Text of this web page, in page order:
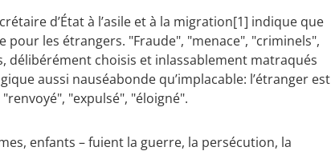
d’État à l’asile et à la migration[1] indique que
les étrangers. "Fraude", "menace", "criminels",
délibérément choisis et inlassablement matraqués
aussi nauséabonde qu’implacable: l’étranger est
"expulsé", "éloigné".
enfants – fuient la guerre, la persécution, la